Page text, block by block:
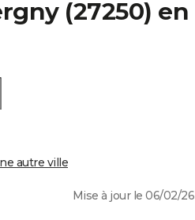
(27250) en
autre ville
Mise à jour le 06/02/26